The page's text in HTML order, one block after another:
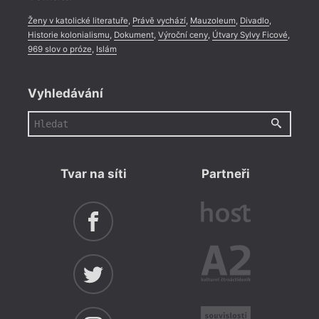
Ženy v katolické literatuře, Právě vychází, Mauzoleum, Divadlo,
Historie kolonialismu, Dokument, Výroční ceny, Útvary Sylvy Ficové,
969 slov o próze, Islám
Vyhledávání
Tvar na síti Partneři